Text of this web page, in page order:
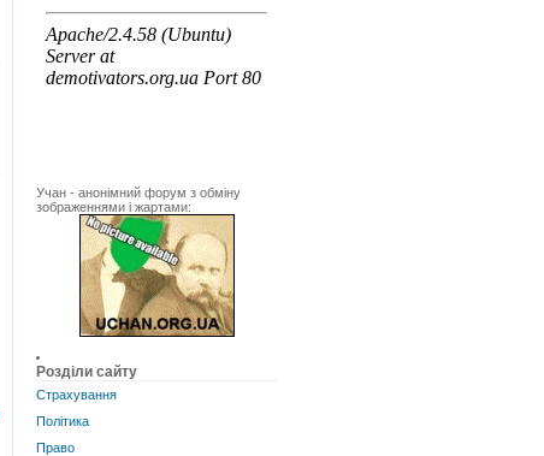
Учан - анонімний форум з обміну
зображеннями і жартами:
Розділи сайту
Страхування
Політика
Право